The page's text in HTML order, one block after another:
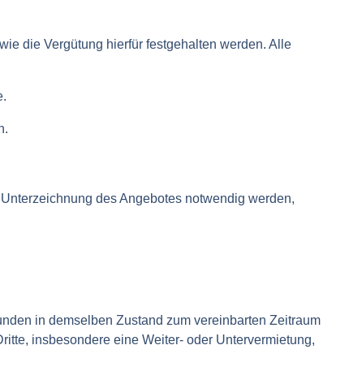
die Vergütung hierfür festgehalten werden. Alle
des Angebotes notwendig werden,
in demselben Zustand zum vereinbarten Zeitraum
insbesondere eine Weiter- oder Untervermietung,